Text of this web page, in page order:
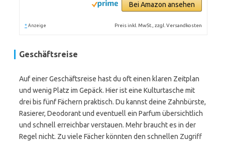
Bei Amazon ansehen
* Anzeige Preis inkl. MwSt., zzgl. Versandkosten
Geschäftsreise
Auf einer Geschäftsreise hast du oft einen klaren Zeitplan
und wenig Platz im Gepäck. Hier ist eine Kulturtasche mit
drei bis fünf Fächern praktisch. Du kannst deine Zahnbürste,
Rasierer, Deodorant und eventuell ein Parfum übersichtlich
und schnell erreichbar verstauen. Mehr braucht es in der
Regel nicht. Zu viele Fächer könnten den schnellen Zugriff